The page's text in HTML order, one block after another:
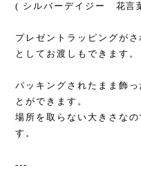
( シルバーデイジー 花言
プレゼントラッピングが
としてお渡しもできます。
パッキングされたまま飾
とができます。
場所を取らない大きさな
す。
---